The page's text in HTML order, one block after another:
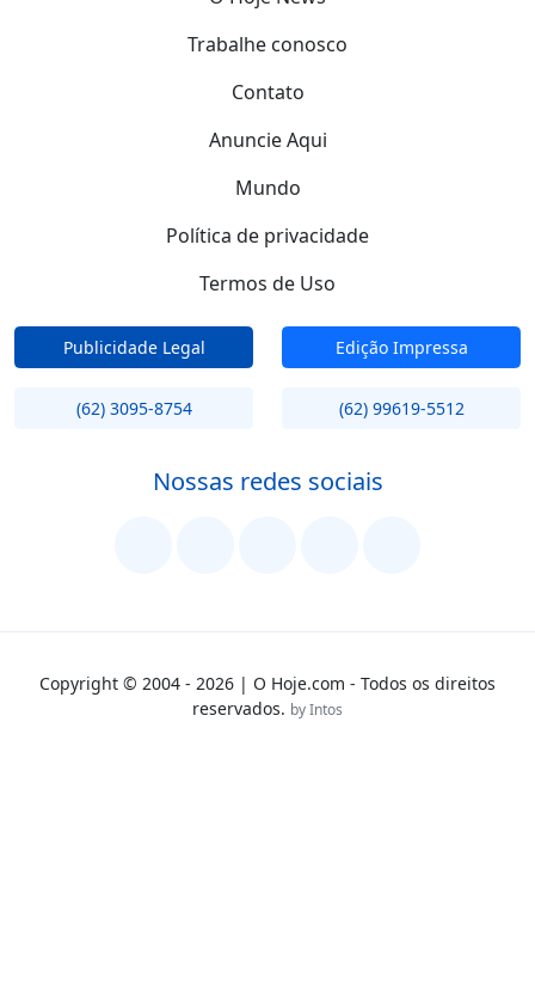
Trabalhe conosco
Contato
Anuncie Aqui
Mundo
Política de privacidade
Termos de Uso
Publicidade Legal Edição Impressa
(62) 3095-8754 (62) 99619-5512
Nossas redes sociais
Copyright © 2004 - 2026 | O Hoje.com - Todos os direitos
reservados. by Intos